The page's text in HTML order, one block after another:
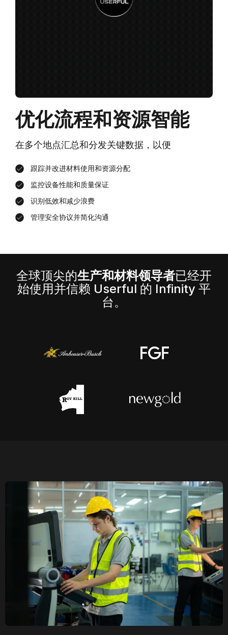
优化流程和资源智能
在多个地点汇总和分发关键数据，以便
跟踪并改进材料使用和资源分配
监控设备性能和质量保证
识别低效和减少浪费
管理安全协议并简化沟通
全球顶尖的生产和材料领导者已经开
始使用并信赖 Userful 的 Infinity 平
台。